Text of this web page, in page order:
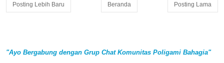
Posting Lebih Baru Posting Lama
Beranda
"Ayo Bergabung dengan Grup Chat Komunitas Poligami Bahagia"